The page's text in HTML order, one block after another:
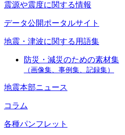
震源や震度に関する情報
データ公開ポータルサイト
地震・津波に関する用語集
防災・減災のための素材集
（画像集、事例集、記録集）
地震本部ニュース
コラム
各種パンフレット